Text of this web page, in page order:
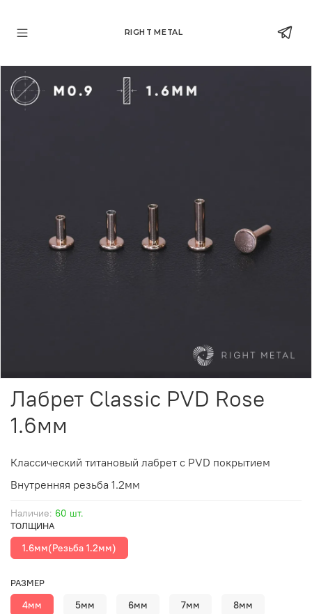
RIGHT METAL
Наличие: 60 шт.
Лабрет Classic PVD Rose
1.6мм
ТОЛЩИНА
1.6мм(Резьба 1.2мм)
РАЗМЕР
4мм 5мм 6мм 7мм 8мм
Классический титановый лабрет с PVD покрытием
Внутренняя резьба 1.2мм